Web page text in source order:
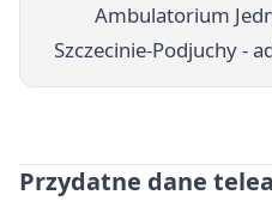
Ambulatorium
Szczecinie-Podjuchy -
Przydatne dane